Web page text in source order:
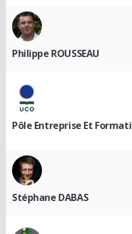
Philippe ROUSSEAU
Pôle Entreprise Et
Stéphane DABAS